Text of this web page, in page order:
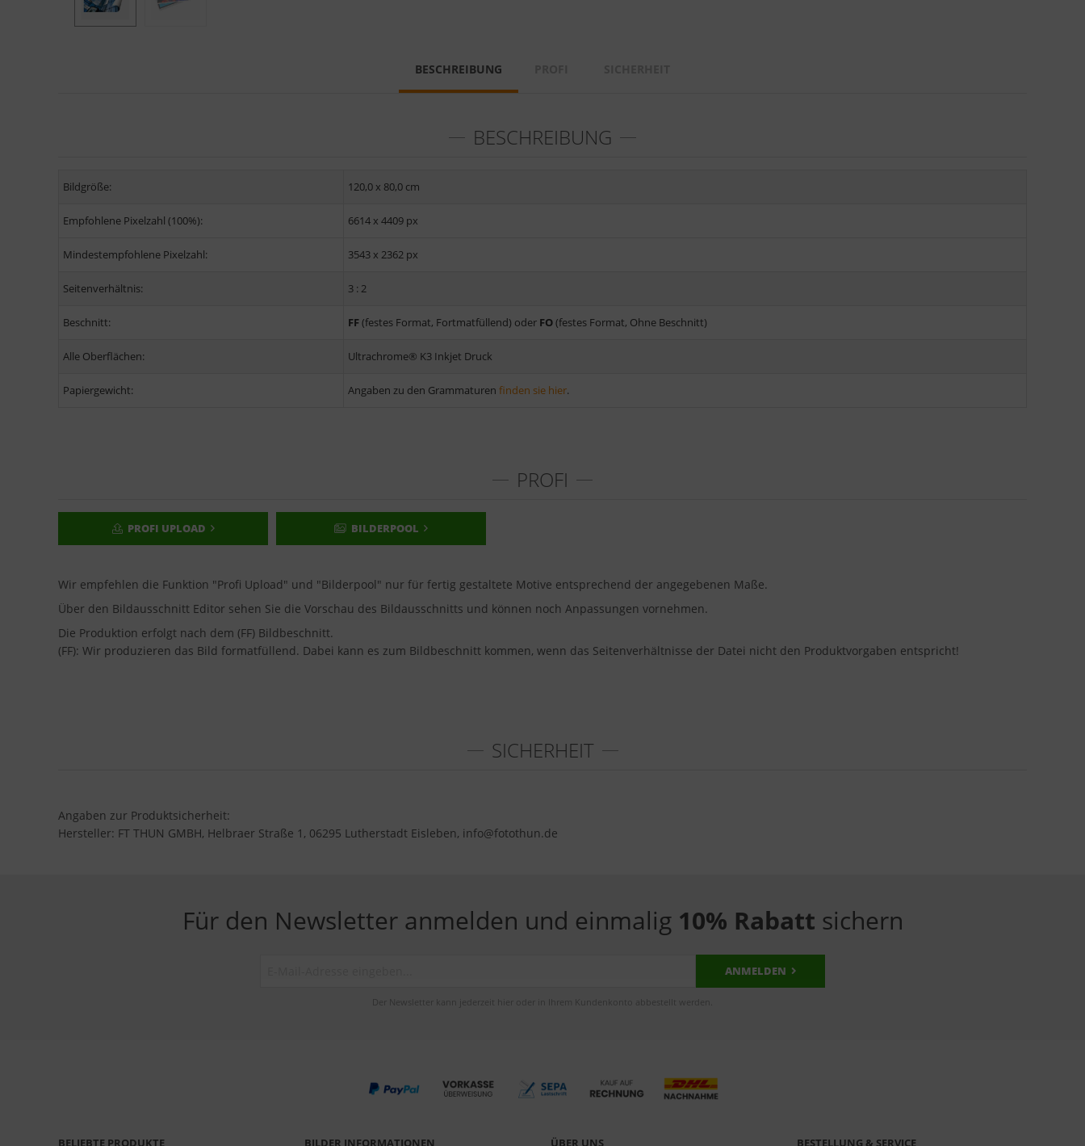
BESCHREIBUNG
BESCHREIBUNG
Bildgröße: 120,0 x 80,0 cm
Empfohlene Pixelzahl (100%): 6614 x 4409 px
Mindestempfohlene Pixelzahl: 3543 x 2362 px
Seitenverhältnis: 3 : 2
Beschnitt: FF(festes Format, Fortmatfüllend) oder FO(festes Format, Ohne Beschnitt)
Alle Oberflächen: Ultrachrome® K3 Inkjet Druck
Papiergewicht: Angaben zu den Grammaturen finden sie hier.
PROFI
PROFI UPLOAD BILDERPOOL
Wir empfehlen die Funktion "Profi Upload" und "Bilderpool" nur für fertig gestaltete Motive entsprechend der angegebenen Maße.
Über den Bildausschnitt Editor sehen Sie die Vorschau des Bildausschnitts und können noch Anpassungen vornehmen.
Die Produktion erfolgt nach dem (FF) Bildbeschnitt.
(FF): Wir produzieren das Bild formatfüllend. Dabei kann es zum Bildbeschnitt kommen, wenn das Seitenverhältnisse der Datei nicht den Produktvorgaben entspricht!
SICHERHEIT
Angaben zur Produktsicherheit:
Hersteller: FT THUN GMBH, Helbraer Straße 1, 06295 Lutherstadt Eisleben, info@fotothun.de
Für den Newsletter anmelden und einmalig 10% Rabatt sichern
ANMELDEN
Der Newsletter kann jederzeit hier oder in Ihrem Kundenkonto abbestellt werden.
BELIEBTE PRODUKTE BILDER INFORMATIONEN ÜBER UNS BESTELLUNG & SERVICE